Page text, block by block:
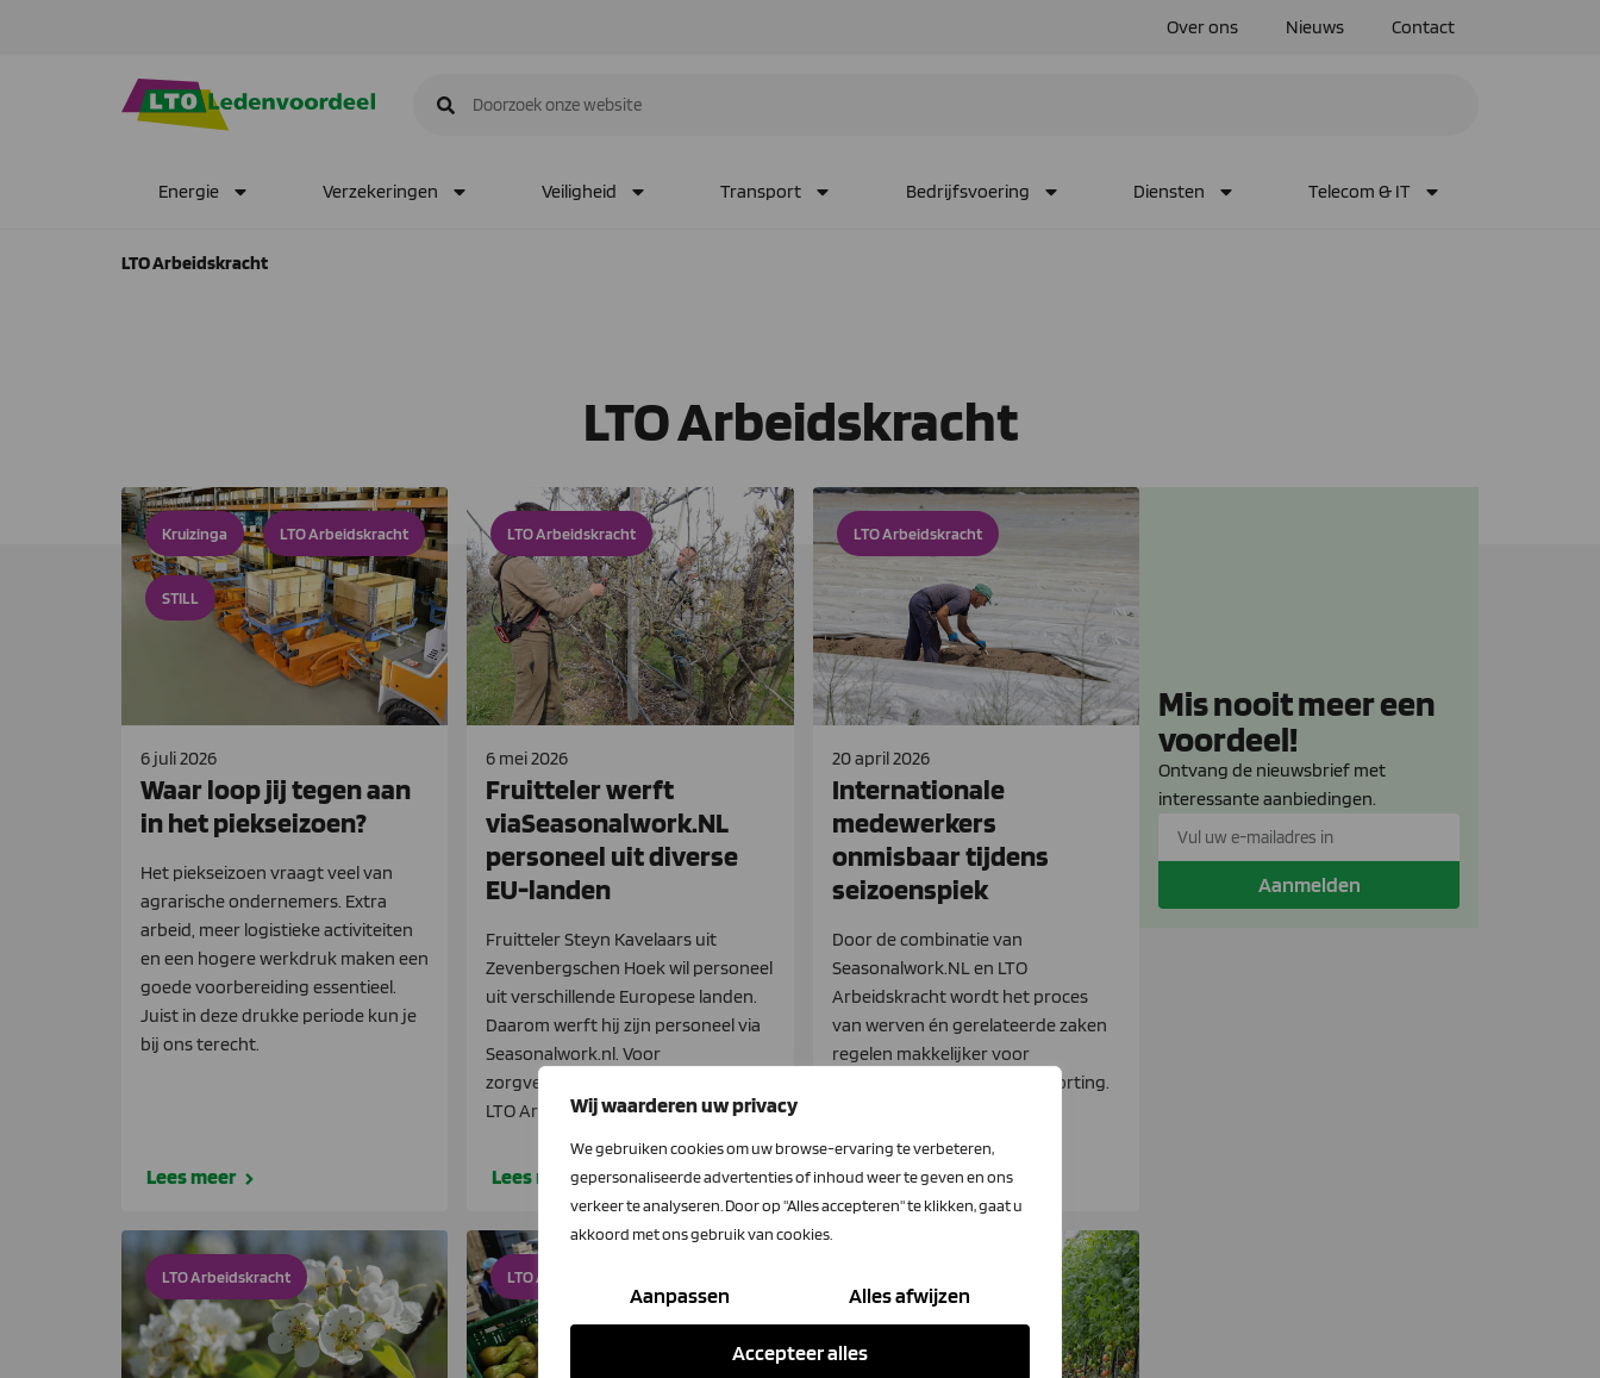
Wij waarderen uw privacy
We gebruiken cookies om uw browse-ervaring te verbeteren,
gepersonaliseerde advertenties of inhoud weer te geven en ons
verkeer te analyseren. Door op "Alles accepteren" te klikken, gaat u
akkoord met ons gebruik van cookies.
Aanpassen Alles afwijzen
Accepteer alles
Over ons Nieuws Contact
Energie Verzekeringen Veiligheid Transport Bedrijfsvoering Diensten Telecom & IT
LTO Arbeidskracht
LTO Arbeidskracht
Kruizinga LTO Arbeidskracht
STILL
6 juli 2026
Waar loop jij tegen aan
in het piekseizoen?
Het piekseizoen vraagt veel van
agrarische ondernemers. Extra
arbeid, meer logistieke activiteiten
en een hogere werkdruk maken een
goede voorbereiding essentieel.
Juist in deze drukke periode kun je
bij ons terecht.
Lees meer
LTO Arbeidskracht
6 mei 2026
Fruitteler werft
viaSeasonalwork.NL
personeel uit diverse
EU-landen
Fruitteler Steyn Kavelaars uit
Zevenbergschen Hoek wil personeel
uit verschillende Europese landen.
Daarom werft hij zijn personeel via
Seasonalwork.nl. Voor
zorgverzekeringen vertrouwt hij op
LTO Arbeidskracht.
Lees meer
LTO Arbeidskracht
20 april 2026
Internationale
medewerkers
onmisbaar tijdens
seizoenspiek
Door de combinatie van
Seasonalwork.NL en LTO
Arbeidskracht wordt het proces
van werven én gerelateerde zaken
regelen makkelijker voor
werkgevers. Leden krijgen korting.
Lees meer
LTO Arbeidskracht LTO Arbeidskracht
Mis nooit meer een
voordeel!
Ontvang de nieuwsbrief met
interessante aanbiedingen.
Aanmelden